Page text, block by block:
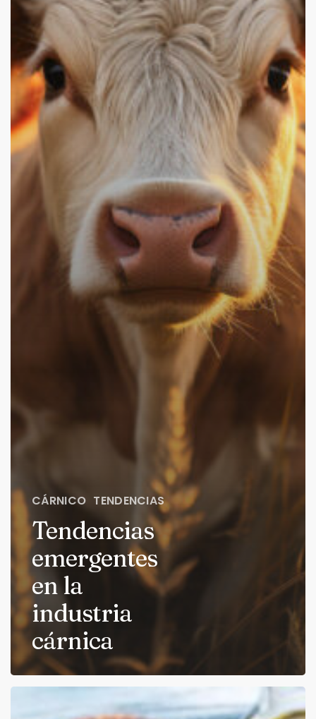
CÁRNICO TENDENCIAS
Tendencias
emergentes
en la
industria
cárnica